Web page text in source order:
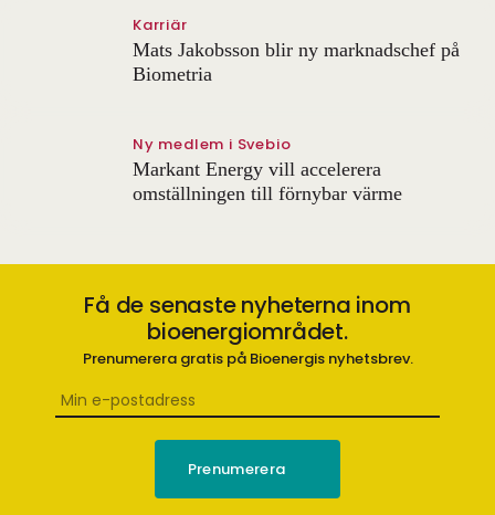
Karriär
Mats Jakobsson blir ny marknadschef på
Biometria
Ny medlem i Svebio
Markant Energy vill accelerera
omställningen till förnybar värme
Få de senaste nyheterna inom
bioenergiområdet.
Prenumerera gratis på Bioenergis nyhetsbrev.